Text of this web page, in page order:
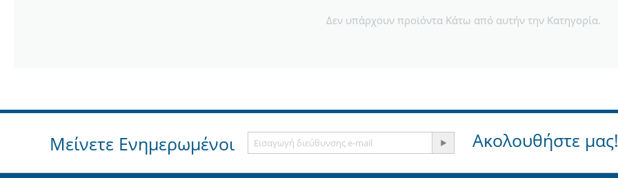
Δεν υπάρχουν προϊόντα Κάτω από αυτήν την Κατηγορία.
Μείνετε Ενημερωμένοι Ακολουθήστε μας!